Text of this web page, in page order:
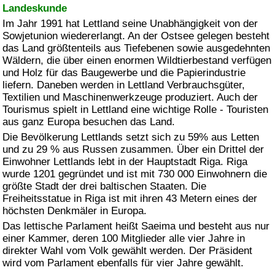
Landeskunde
Im Jahr 1991 hat Lettland seine Unabhängigkeit von der
Sowjetunion wiedererlangt. An der Ostsee gelegen besteht
das Land größtenteils aus Tiefebenen sowie ausgedehnten
Wäldern, die über einen enormen Wildtierbestand verfügen
und Holz für das Baugewerbe und die Papierindustrie
liefern. Daneben werden in Lettland Verbrauchsgüter,
Textilien und Maschinenwerkzeuge produziert. Auch der
Tourismus spielt in Lettland eine wichtige Rolle - Touristen
aus ganz Europa besuchen das Land.
Die Bevölkerung Lettlands setzt sich zu 59% aus Letten
und zu 29 % aus Russen zusammen. Über ein Drittel der
Einwohner Lettlands lebt in der Hauptstadt Riga. Riga
wurde 1201 gegründet und ist mit 730 000 Einwohnern die
größte Stadt der drei baltischen Staaten. Die
Freiheitsstatue in Riga ist mit ihren 43 Metern eines der
höchsten Denkmäler in Europa.
Das lettische Parlament heißt Saeima und besteht aus nur
einer Kammer, deren 100 Mitglieder alle vier Jahre in
direkter Wahl vom Volk gewählt werden. Der Präsident
wird vom Parlament ebenfalls für vier Jahre gewählt.